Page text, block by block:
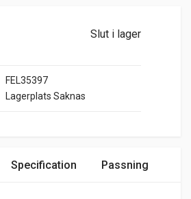
Slut i lager
FEL35397
Lagerplats Saknas
Specification Passning